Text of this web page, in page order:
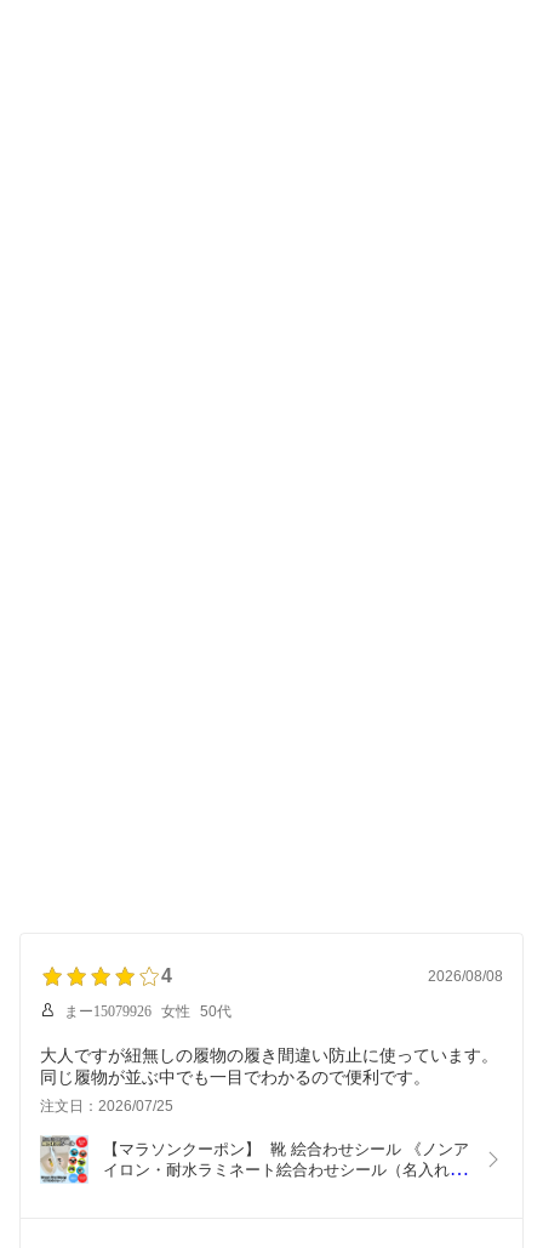
4 2026/08/08
まー15079926 女性 50代
大人ですが紐無しの履物の履き間違い防止に使っています。
注文日：2026/07/25
【マラソンクーポン】  靴 絵合わせシール 《ノンア
イロン・耐水ラミネート絵合わせシール（名入れ無